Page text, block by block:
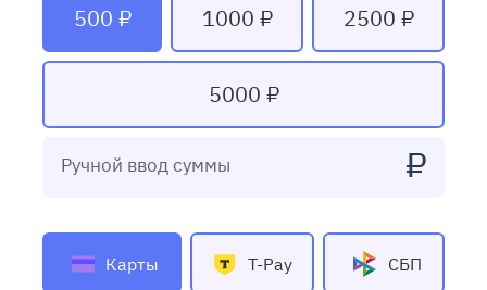
500 ₽ 1000 ₽ 2500 ₽
5000 ₽
Ручной ввод суммы ₽
Карты T-Pay СБП